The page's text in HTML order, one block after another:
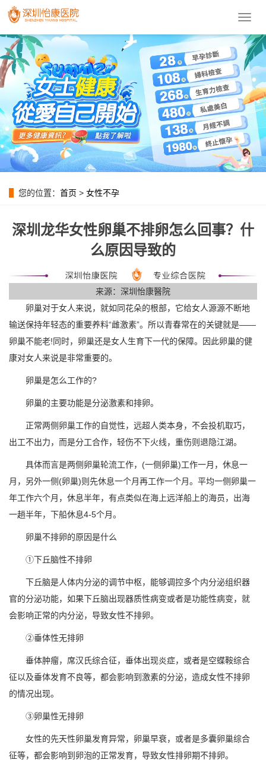
導
菜
單
您的位置： 首页 > 女性不孕
深圳龙华女性卵巢不排卵怎么回事？什
么原因导致的
来源：深圳怡康醫院
卵巢对于女人来说，就如同花朵的根部，它给女人源源不断地
输送保持年轻态的重要养料“雌激素”。所以青春常在的关键就是——
卵巢不能老!同时，卵巢还是女人生育下一代的保障。因此卵巢的健
康对女人来说是非常重要的。
卵巢是怎么工作的?
卵巢的主要功能是分泌激素和排卵。
正常两侧卵巢工作的自觉性，远超人类本身，不会投机取巧，
出工不出力，而是分工合作，轻伤不下火线，重伤则退隐江湖。
具体而言是两侧卵巢轮流工作，(一侧卵巢)工作一月，休息一
月，另外一侧(卵巢)则先休息一个月再工作一个月。平均一侧卵巢一
年工作六个月，休息半年，有点类似在海上远洋船上的海员，出海
一趟半年，下船休息4-5个月。
卵巢不排卵的原因是什么
①下丘脑性不排卵
下丘脑是人体内分泌的调节中枢，能够调控多个内分泌组织器
官的分泌功能，如果下丘脑出现器质性病变或者是功能性病变，就
会影响正常的内分泌，导致女性不排卵。
②垂体性无排卵
垂体肿瘤，席汉氏综合征，垂体出现炎症，或者是空蝶鞍综合
征以及垂体发育不良等，都会影响到激素的分泌，造成女性不排卵
的情况出现。
③卵巢性无排卵
女性的先天性卵巢发育异常，卵巢早衰，或者是多囊卵巢综合
征等，都会影响到卵泡的正常发育，导致女性排卵期不排卵。